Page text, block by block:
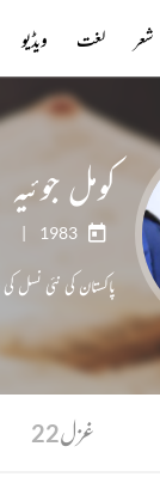
کومل جوئیہ
1983
|
پاکستان کی نئی نسل
غزل22
شعر لغت ویڈیو